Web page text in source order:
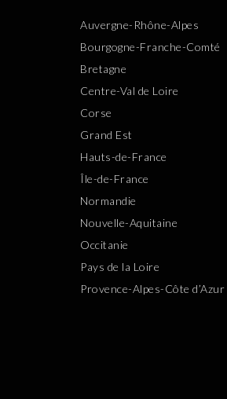
Auvergne-Rhône-Alpes
Bourgogne-Franche-Comté
Bretagne
Centre-Val de Loire
Corse
Grand Est
Hauts-de-France
Île-de-France
Normandie
Nouvelle-Aquitaine
Occitanie
Pays de la Loire
Provence-Alpes-Côte d’Azur